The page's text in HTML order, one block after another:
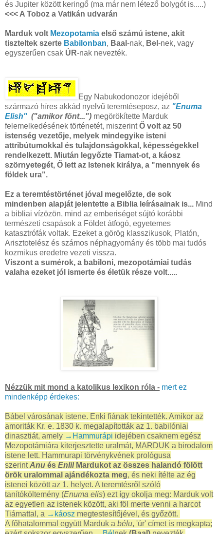
és Jupiter között keringő (ma már nem létező bolygót is.....)
<<< A Toboz a Vatikán udvarán
Marduk volt Mezopotamia első számú istene, akit
tiszteltek szerte Babilonban, Baal -nak, Bel -nek, vagy
egyszerűen csak ÚR-nak nevezték.
Egy Nabukodonozor idejéből
származó híres akkád nyelvű teremtéseposz, az "Enuma
Elish" ("amikor fönt...") megörökítette Marduk
felemelkedésének történetét, miszerintŐ volt az 50
istenség vezetője, melyek mindegyike isteni
attribútumokkal és tulajdonságokkal, képességekkel
rendelkezett. Miután legyőzte Tiamat-ot, a káosz
szörnyetegét, Ő lett az Istenek királya, a "mennyek és
földek ura".
Ez a teremtéstörténet jóval megelőzte, de sok
mindenben alapját jelentette a Biblia leírásainak is... Mind
a bibliai vízözön, mind az emberiséget sújtó korábbi
természeti csapások a Földet átfogó, egyetemes
katasztrófák voltak. Ezeket a görög klasszikusok, Platón,
Arisztotelész és számos néphagyomány és több mai tudós
kozmikus eredetre vezeti vissza.
Viszont a sumérok, a babiloni, mezopotámiai tudás
valaha ezeket jól ismerte és életük része volt.....
Nézzük mit mond a katolikus lexikon róla - mert ez
mindenképp érdekes:
Bábel városának istene. Enki fiának tekintették. Amikor az
amoriták Kr. e. 1830 k. megalapították az 1. babilóniai
dinasztiát, amely →Hammurápi idejében csaknem egész
Mezopotámiára kiterjesztette uralmát, MARDUK a birodalom
istene lett. Hammurapi törvénykvének prológusa
szerint Anu és Enlil Mardukot az összes halandó fölött
örök uralommal ajándékozta meg, és neki ítélte az ég
istenei között az 1. helyet. A teremtésről szóló
tanítóköltemény (Enuma elis) ezt így okolja meg: Marduk volt
az egyetlen az istenek között, aki föl merte venni a harcot
Tiámattal, a →káosz megtestesítőjével, és győzött.
A főhatalommal együtt Marduk a bélu, 'úr' címet is megkapta;